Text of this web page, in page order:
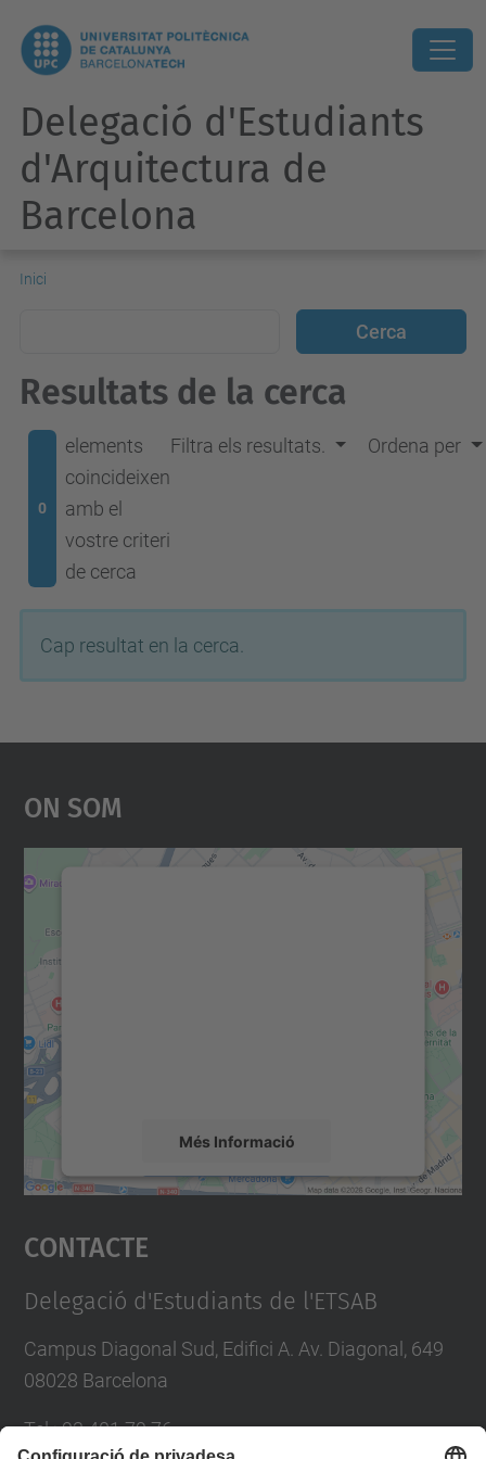
Delegació d'Estudiants
d'Arquitectura de
Barcelona
Inici
Resultats de la cerca
0
elements
coincideixen
amb el
vostre criteri
de cerca
Filtra els resultats. Ordena per
Cap resultat en la cerca.
On Som
Més Informació
Accepta
powered by
Contacte
Delegació d'Estudiants de l'ETSAB
Campus Diagonal Sud, Edifici A. Av. Diagonal, 649
08028 Barcelona
Tel.:93 401 79 76